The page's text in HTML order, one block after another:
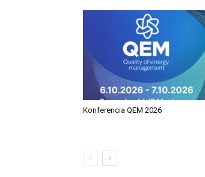
Konferencia QEM 2026